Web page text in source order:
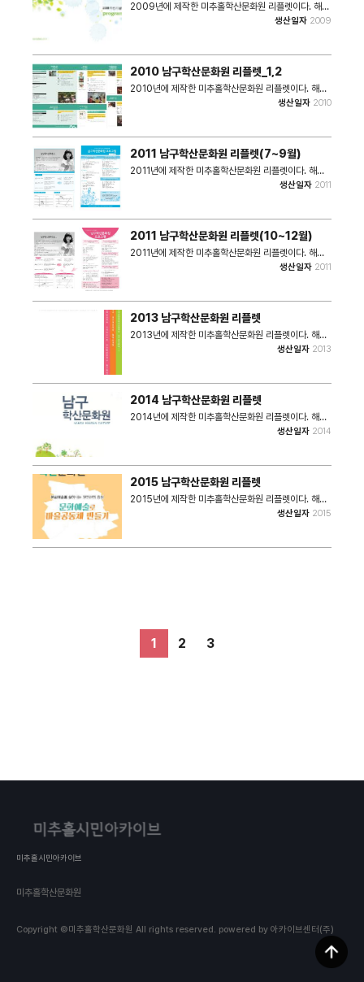
2009년에 제작한 미추홀학산문화원 리플렛이다. 해당
리플렛에는 2009년 미추홀학산문화원 사업 내용들이
활성화 사업 - 북스타트 - 공연문화 100배 즐기기 - 사
진공모전 - 학산주민문화학교(체험형 프로그램) - 학산
미술관체험(재미있는 미술체험놀이터) - 학산문학기행
(문인따라 길바람나기) - 하품학교 - 실버극단 학산 -
학산소담 - 지역문화예술교육지원센터 - 영화공간주안
- 영.주.씨 - 문화공간 - 학산소극장 기획공연 - 열린음
생산일자 2009
2010 남구학산문화원 리플렛_1,2
2010년에 제작한 미추홀학산문화원 리플렛이다. 해당
리플렛에는 2010년 미추홀학산문화원 사업 내용들이
따라 길바람나기) - 북스타트(아기는 책을 좋아해요) -
공연문화 100배 즐기기(좋은공연 관람지원) - 남구학
산문화원(웹진'학산소담') - 실버문화봉사단 순회공연
사업('실버문화봉사단 학산') - 성인문해교육(남구사랑
의 학교) - 하품학교 - 지역사회 문화예술교육(지역 거
점 네트워크) - 영화공간 주안 예술영화관 - 영화공간주
쪽 • 크기 : 4.00MB / 3.10MB
생산일자 2010
2011 남구학산문화원 리플렛(7~9월)
2011년에 제작한 미추홀학산문화원 리플렛이다. 해당
리플렛에는 2011년 미추홀학산문화원 사업 내용들이
해설이 있는 영화감상'하품학교' - 북스타트'아기는 책
을 좋아해요' - 실버문화봉사단 - 문화예술교육 오픈
Open 파티 - 문화예술교육 - 문화예술교육 프로그램
개발 워크숍 - 남구학산문화원 웹진'학산소담' - 영화공
간주안 - 2011 남구 금요문화예술공연 - 공연문화
100배 즐기기(관극회원 모집) - 학산소극장 • 쪽수 : 2
생산일자 2011
2011 남구학산문화원 리플렛(10~12월)
2011년에 제작한 미추홀학산문화원 리플렛이다. 해당
리플렛에는 2011년 미추홀학산문화원 사업 내용들이
회 주민이 만드는 하품영화제 - 실버문화봉사단 - 문화
예술교육 - 문화예술교육 오픈Open 파티 - 남구학산
문화원 웹진'학산소담' - 영화공간주안 - 문화로 세상을
보자! 2011 남구 문화예술공연 - 공연문화 100배 즐기
기(관극회원 모집) - 학산소극장 • 쪽수 : 2쪽 • 크기 :
생산일자 2011
2013 남구학산문화원 리플렛
2013년에 제작한 미추홀학산문화원 리플렛이다. 해당
리플렛에는 2013년 미추홀학산문화원 사업 내용들이
회 주민이 만드는 하품영화제'가족여행' - 주민제작영화
교실 - "감성과 이성이 자라는 소리" - 학산문학기행 •
쪽수 : 7쪽 • 크기 : 962KB
생산일자 2013
2014 남구학산문화원 리플렛
2014년에 제작한 미추홀학산문화원 리플렛이다. 해당
리플렛에는 2014년 미추홀학산문화원 사업 내용들이
특성화 문화예술교육 - 신나는 어린이창조학교 학산소
극장 - 학산마을극장 2014 상주단체 기획공연 • 쪽수 :
12쪽 • 크기 : 3.93MB
생산일자 2014
2015 남구학산문화원 리플렛
2015년에 제작한 미추홀학산문화원 리플렛이다. 해당
리플렛에는 2015년 미추홀학산문화원 사업 내용들이
마을영화 - 하품학교 - 하품영화제 - 온라인 웹진 학산
생산일자 2015
1 2 3
미추홀시민아카이브
미추홀학산문화원
Copyright ©미추홀학산문화원 All rights reserved. powered by 아카이브센터(주)